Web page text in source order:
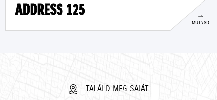
ADDRESS 125
MUTASD
TALÁLD MEG SAJÁT